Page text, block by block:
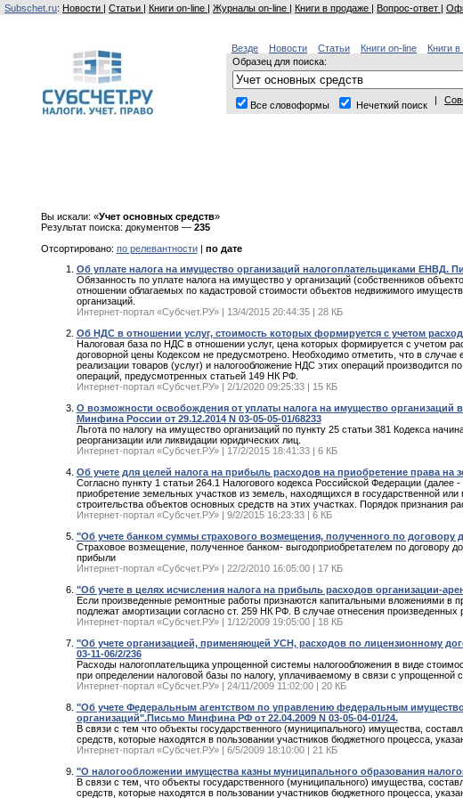
Subschet.ru: Новости | Статьи | Книги on-line | Журналы on-line | Книги в продаже | Вопрос-ответ |
Везде Новости Статьи Книги on-line Книги
Образец для поиска:
Все словоформы Нечеткий поиск |
Вы искали: «Учет основных средств»
Результат поиска: документов — 235
Отсортировано: по релевантности| по дате
Об уплате налога на имущество организаций налогоплательщиками ЕНВД.
Обязанность по уплате налога на имущество у организаций (собственников
отношении облагаемых по кадастровой стоимости объектов недвижимого
организаций.
Интернет-портал «Субсчет.РУ» | 13/4/2015 20:44:35 | 28 КБ
Об НДС в отношении услуг, стоимость которых формируется с учетом
Налоговая база по НДС в отношении услуг, цена которых формируется с учетом
договорной цены Кодексом не предусмотрено. Необходимо отметить, что в
реализации товаров (услуг) и налогообложение НДС этих операций производится
операций, предусмотренных статьей 149 НК РФ.
Интернет-портал «Субсчет.РУ» | 2/1/2020 09:25:33 | 15 КБ
О возможности освобождения от уплаты налога на имущество
Минфина России от 29.12.2014 N 03-05-05-01/68233
Льгота по налогу на имущество организаций по пункту 25 статьи 381 Кодекса
реорганизации или ликвидации юридических лиц.
Интернет-портал «Субсчет.РУ» | 17/2/2015 18:41:33 | 6 КБ
Об учете для целей налога на прибыль расходов на приобретение права на
Согласно пункту 1 статьи 264.1 Налогового кодекса Российской Федерации
приобретение земельных участков из земель, находящихся в государственной
строительства объектов основных средств на этих участках. Порядок признания
Интернет-портал «Субсчет.РУ» | 9/2/2015 16:23:33 | 6 КБ
"Об учете банком суммы страхового возмещения, полученного по договору
Страховое возмещение, полученное банком- выгодоприобретателем по договору
прибыли
Интернет-портал «Субсчет.РУ» | 22/2/2010 16:05:00 | 17 КБ
"Об учете в целях исчисления налога на прибыль расходов организации-
Если произведенные ремонтные работы признаются капитальными вложениями в
подлежат амортизации согласно ст. 259 НК РФ. В случае отнесения
Интернет-портал «Субсчет.РУ» | 1/12/2009 19:05:00 | 18 КБ
"Об учете организацией, применяющей УСН, расходов по лицензионному
03-11-06/2/236
Расходы налогоплательщика упрощенной системы налогообложения в виде
при определении налоговой базы по налогу, уплачиваемому в связи с упрощенной
Интернет-портал «Субсчет.РУ» | 24/11/2009 11:02:00 | 20 КБ
"Об учете Федеральным агентством по управлению федеральным
организаций".Письмо Минфина РФ от 22.04.2009 N 03-05-04-01/24.
В связи с тем что объекты государственного (муниципального) имущества,
средств, которые находятся в пользовании участников бюджетного процесса,
Интернет-портал «Субсчет.РУ» | 6/5/2009 18:10:00 | 21 КБ
"О налогообложении имущества казны муниципального образования
В связи с тем, что объекты государственного (муниципального) имущества,
средств, которые находятся в пользовании участников бюджетного процесса,